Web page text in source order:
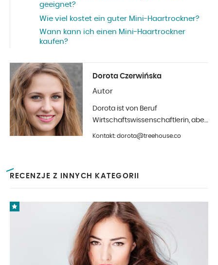
geeignet?
Wie viel kostet ein guter Mini-Haartrockner?
Wann kann ich einen Mini-Haartrockner
kaufen?
Dorota Czerwińska
Autor
Dorota ist von Beruf
Wirtschaftswissenschaftlerin, aber
ihr größtes Hobby ist die Fotografie
Kontakt: dorota@treehouse.co
RECENZJE Z INNYCH KATEGORII